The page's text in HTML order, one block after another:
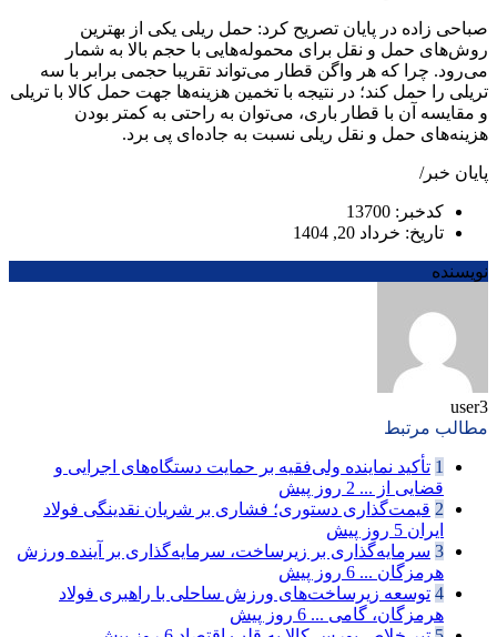
صباحی زاده در پایان تصریح کرد: حمل ریلی یکی از بهترین
روش‌های حمل و نقل برای محموله‌هایی با حجم بالا به شمار
می‌رود. چرا که هر واگن قطار می‌تواند تقریبا حجمی برابر با سه
تریلی را حمل کند؛ در نتیجه با تخمین هزینه‌ها جهت حمل کالا با تریلی
و مقایسه آن با قطار باری، می‌توان به راحتی به کمتر بودن
هزینه‌های حمل و نقل ریلی نسبت به جاده‌ای پی برد.
پایان خبر/
کدخبر: 13700
تاریخ: خرداد 20, 1404
نویسنده
user3
مطالب مرتبط
1 تأکید نماینده ولی‌فقیه بر حمایت دستگاه‌های اجرایی و
قضایی از ... 2 روز پیش
2 قیمت‌گذاری دستوری؛ فشاری بر شریان نقدینگی فولاد
ایران 5 روز پیش
3 سرمایه‌گذاری بر زیرساخت، سرمایه‌گذاری بر آینده ورزش
هرمزگان ... 6 روز پیش
4 توسعه زیرساخت‌های ورزش ساحلی با راهبری فولاد
هرمزگان، گامی ... 6 روز پیش